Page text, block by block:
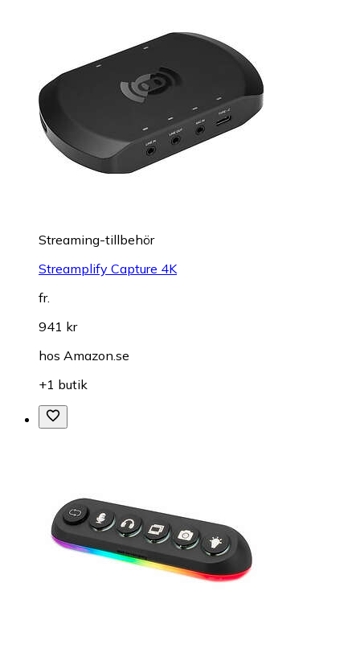
Streaming-tillbehör
Streamplify Capture 4K
fr.
941 kr
hos Amazon.se
+1 butik